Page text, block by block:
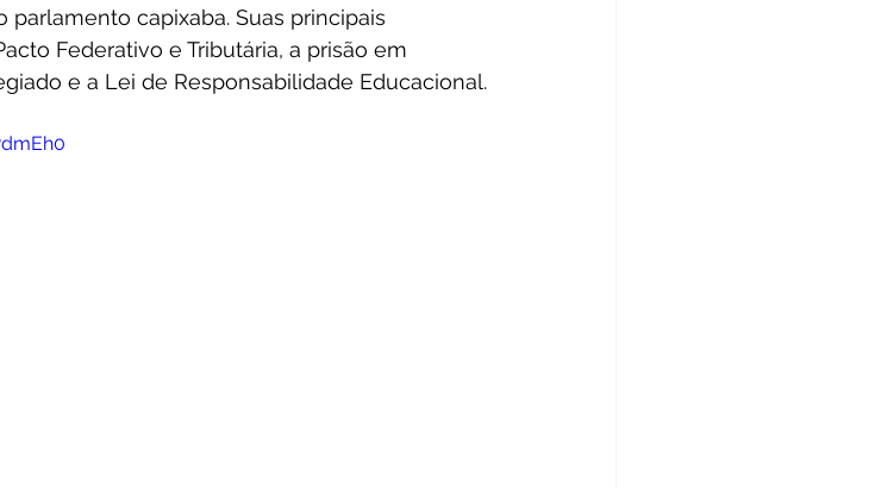
capixaba. Suas principais
Federativo e Tributária, a prisão em
e a Lei de Responsabilidade Educacional.